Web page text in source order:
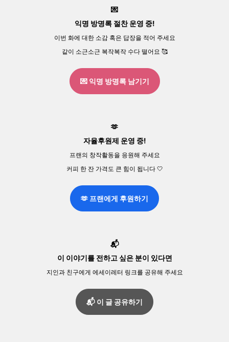
💌
익명 방명록 절찬 운영 중!
이번 화에 대한 소감 혹은 답장을 적어 주세요
같이 소근소근 복작복작 수다 떨어요 🥰
💌 익명 방명록 남기기
🫶
자율후원제 운영 중!
프랜의 창작활동을 응원해 주세요
커피 한 잔 가격도 큰 힘이 됩니다 🤍
🫶 프랜에게 후원하기
📬
이 이야기를 전하고 싶은 분이 있다면
지인과 친구에게 에세이레터 링크를 공유해 주세요
📬 이 글 공유하기